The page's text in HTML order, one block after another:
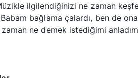
ilgilendiğinizi ne zaman
bağlama çalardı, ben de
ne demek istediğimi